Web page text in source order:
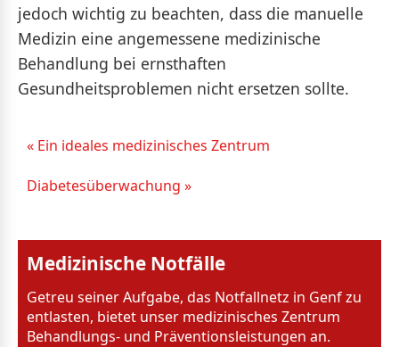
jedoch wichtig zu beachten, dass die manuelle
Medizin eine angemessene medizinische
Behandlung bei ernsthaften
Gesundheitsproblemen nicht ersetzen sollte.
« Ein ideales medizinisches Zentrum
Diabetesüberwachung »
Medizinische Notfälle
Getreu seiner Aufgabe, das Notfallnetz in Genf zu
entlasten, bietet unser medizinisches Zentrum
Behandlungs- und Präventionsleistungen an.